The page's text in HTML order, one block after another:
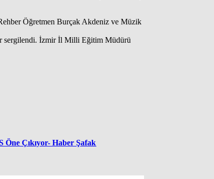
Öğretmen Burçak Akdeniz ve Müzik
sergilendi. İzmir İl Milli Eğitim Müdürü
Öne Çıkıyor- Haber Şafak